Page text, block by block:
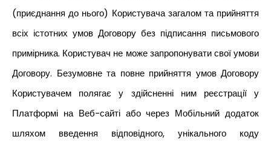
(приєднання до нього) Користувача загалом та прийняття
всіх істотних умов Договору без підписання письмового
примірника. Користувач не може запропонувати свої умови
Договору. Безумовне та повне прийняття умов Договору
Користувачем полягає у здійсненні ним реєстрації у
Платформі на Веб-сайті або через Мобільний додаток
шляхом введення відповідного, унікального коду